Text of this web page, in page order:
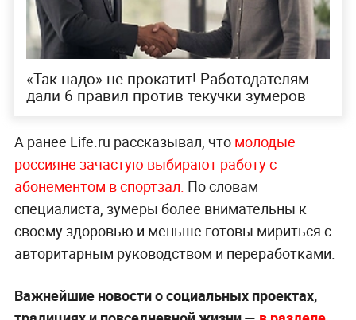
«Так надо» не прокатит! Работодателям
дали 6 правил против текучки зумеров
А ранее Life.ru рассказывал, что молодые
россияне зачастую выбирают работу с
абонементом в спортзал. По словам
специалиста, зумеры более внимательны к
своему здоровью и меньше готовы мириться с
авторитарным руководством и переработками.
Важнейшие новости о социальных проектах,